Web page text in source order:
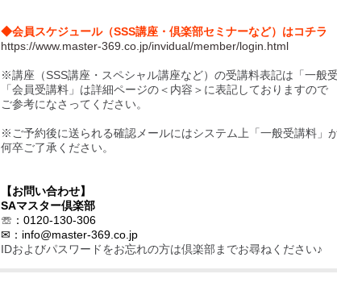
◆会員スケジュール（SSS講座・倶楽部セミナーなど）はコチラ
https://www.master-369.co.jp/invidual/member/login.html
※講座（SSS講座・スペシャル講座など）の受講料表記は「一般
「会員受講料」は詳細ページの＜内容＞に表記しておりますので
ご参考になさってください。
※ご予約後に送られる確認メールにはシステム上「一般受講料」
何卒ご了承ください。
【お問い合わせ】
SAマスター倶楽部
☏：0120-130-306
✉： info@master-369.co.jp
IDおよびパスワードをお忘れの方は倶楽部までお尋ねください♪